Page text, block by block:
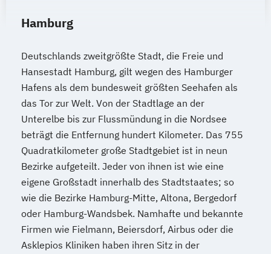
Hamburg
Deutschlands zweitgrößte Stadt, die Freie und
Hansestadt Hamburg, gilt wegen des Hamburger
Hafens als dem bundesweit größten Seehafen als
das Tor zur Welt. Von der Stadtlage an der
Unterelbe bis zur Flussmündung in die Nordsee
beträgt die Entfernung hundert Kilometer. Das 755
Quadratkilometer große Stadtgebiet ist in neun
Bezirke aufgeteilt. Jeder von ihnen ist wie eine
eigene Großstadt innerhalb des Stadtstaates; so
wie die Bezirke Hamburg-Mitte, Altona, Bergedorf
oder Hamburg-Wandsbek. Namhafte und bekannte
Firmen wie Fielmann, Beiersdorf, Airbus oder die
Asklepios Kliniken haben ihren Sitz in der